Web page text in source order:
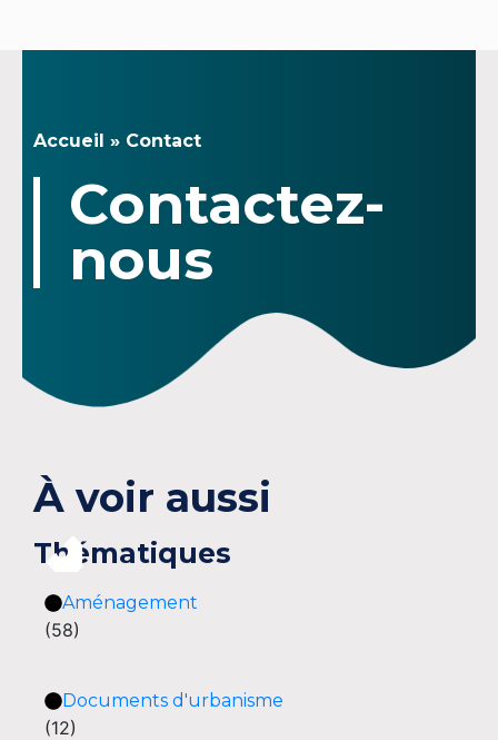
Accueil » Contact
Contactez-
nous
À voir aussi
Thématiques
Aménagement
(58)
Documents d'urbanisme
(12)